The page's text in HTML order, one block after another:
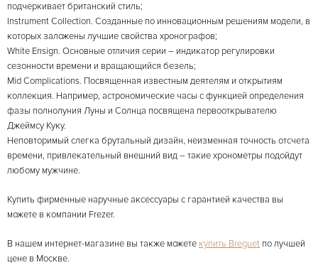
подчеркивает британский стиль;
Instrument Collection. Созданные по инновационным решениям модели, в
которых заложены лучшие свойства хронографов;
White Ensign. Основные отличия серии – индикатор регулировки
сезонности времени и вращающийся безель;
Mid Complications. Посвященная известным деятелям и открытиям
коллекция. Например, астрономические часы с функцией определения
фазы полнолуния Луны и Солнца посвящена первооткрывателю
Джеймсу Куку.
Неповторимый слегка брутальный дизайн, неизменная точность отсчета
времени, привлекательный внешний вид – такие хронометры подойдут
любому мужчине.
Купить фирменные наручные аксессуары с гарантией качества вы
можете в компании Frezer.
В нашем интернет-магазине вы также можете купить Breguet по лучшей
цене в Москве.